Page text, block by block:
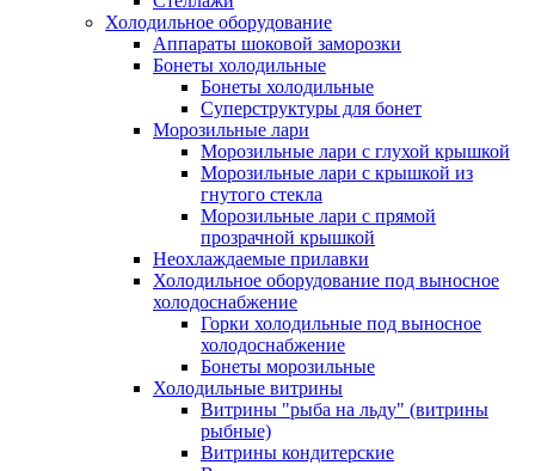
Холодильное оборудование
Аппараты шоковой заморозки
Бонеты холодильные
Бонеты холодильные
Суперструктуры для бонет
Морозильные лари
Морозильные лари с глухой крышкой
Морозильные лари с крышкой из
гнутого стекла
Морозильные лари с прямой
прозрачной крышкой
Неохлаждаемые прилавки
Холодильное оборудование под выносное
холодоснабжение
Горки холодильные под выносное
холодоснабжение
Бонеты морозильные
Холодильные витрины
Витрины "рыба на льду" (витрины
рыбные)
Витрины кондитерские